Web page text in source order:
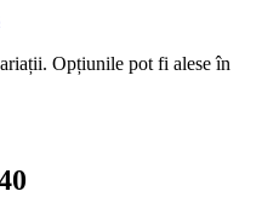
Opțiunile pot fi alese în